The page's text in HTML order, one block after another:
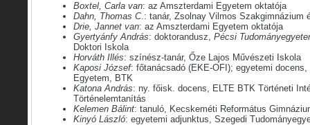
Boxtel, Carla van: az Amszterdami Egyetem oktatója
Dahn, Thomas C.: tanár, Zsolnay Vilmos Szakgimnázium
Drie, Jannet van: az Amszterdami Egyetem oktatója
Gyertyánfy András: doktorandusz, Pécsi
Doktori Iskola
Horváth Illés: színész-tanár, Őze Lajos Művészeti Iskola
Kaposi József: főtanácsadó (EKE-OFI); egyetemi
Egyetem, BTK
Katona András: ny. főisk. docens, ELTE BTK Történeti
Történelemtanítás
Kelemen Bálint: tanuló, Kecskeméti Református
Kinyó László: egyetemi adjunktus, Szegedi